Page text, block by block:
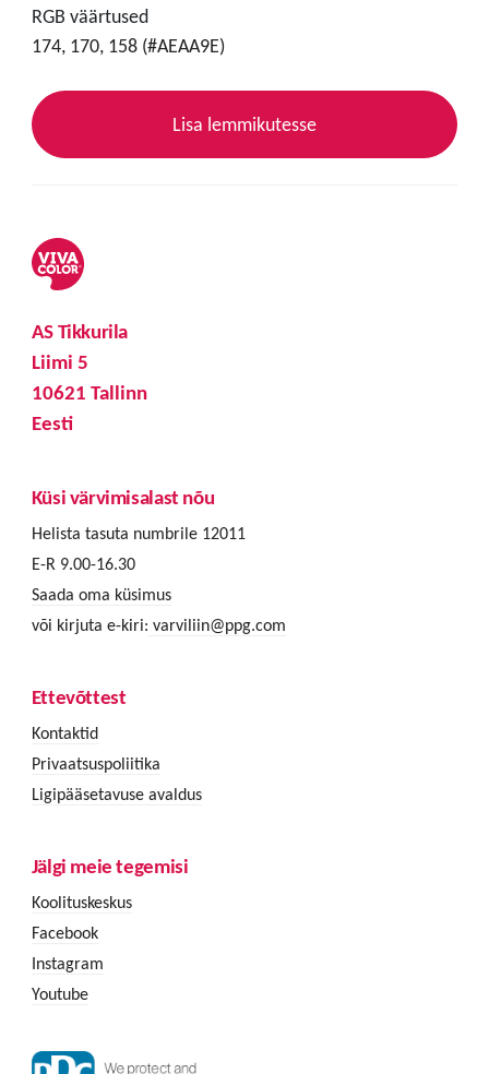
RGB väärtused
174, 170, 158 (#AEAA9E)
Lisa lemmikutesse
AS Tikkurila
Liimi 5
10621 Tallinn
Eesti
Küsi värvimisalast nõu
Helista tasuta numbrile 12011
E-R 9.00-16.30
Saada oma küsimus
või kirjuta e-kiri: varviliin@ppg.com
Ettevõttest
Kontaktid
Privaatsuspoliitika
Ligipääsetavuse avaldus
Jälgi meie tegemisi
Koolituskeskus
Facebook
Instagram
Youtube